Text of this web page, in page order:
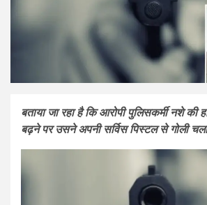
बताया जा रहा है कि आरोपी पुलिसकर्मी नशे की
बढ़ने पर उसने अपनी सर्विस पिस्टल से गोली